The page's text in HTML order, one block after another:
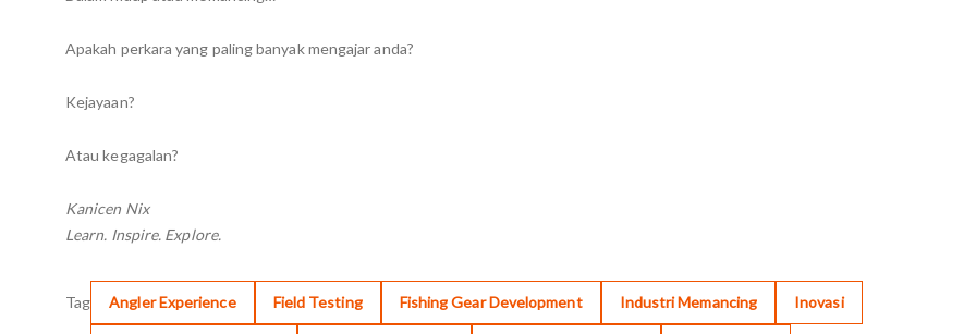
Apakah perkara yang paling banyak mengajar anda?
Kejayaan?
Atau kegagalan?
Kanicen Nix
Learn. Inspire. Explore.
Tag Angler Experience Field Testing Fishing Gear Development Industri Memancing Inovasi